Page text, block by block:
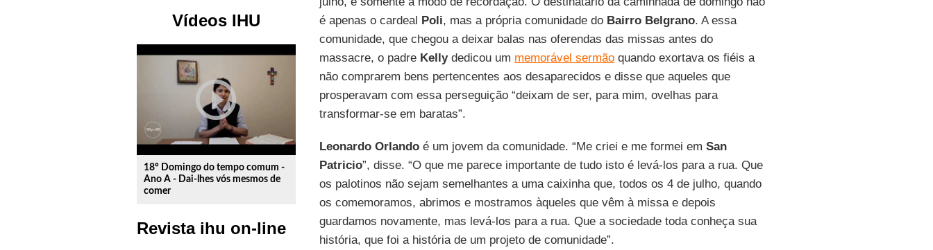
Vídeos IHU
play_circle_outline
18º Domingo do tempo comum -
Ano A - Dai-lhes vós mesmos de
comer
Revista ihu on-line
é apenas o cardeal Poli, mas a própria comunidade do Bairro Belgrano. A essa
comunidade, que chegou a deixar balas nas oferendas das missas antes do
massacre, o padre Kellydedicou um memorável sermãoquando exortava os fiéis a
não comprarem bens pertencentes aos desaparecidos e disse que aqueles que
prosperavam com essa perseguição “deixam de ser, para mim, ovelhas para
transformar-se em baratas”.
Leonardo Orlandoé um jovem da comunidade. “Me criei e me formei em San
Patricio”, disse. “O que me parece importante de tudo isto é levá-los para a rua. Que
os palotinos não sejam semelhantes a uma caixinha que, todos os 4 de julho, quando
os comemoramos, abrimos e mostramos àqueles que vêm à missa e depois
guardamos novamente, mas levá-los para a rua. Que a sociedade toda conheça sua
história, que foi a história de um projeto de comunidade”.